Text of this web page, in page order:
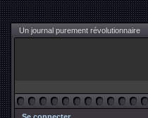
Un journal purement révolutionnaire